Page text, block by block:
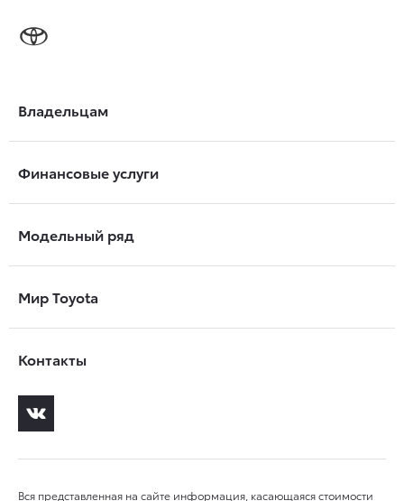
Владельцам
Финансовые услуги
Модельный ряд
Мир Toyota
Контакты
Вся представленная на сайте информация, касающаяся стоимости